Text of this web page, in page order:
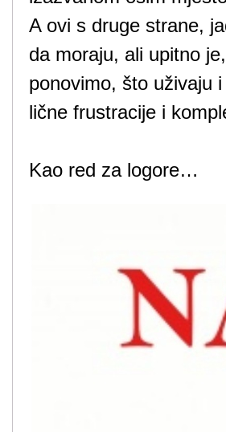
A ovi s druge strane,
da moraju, ali upitno
ponovimo, što uživaju
lične frustracije i
Kao red za logore…